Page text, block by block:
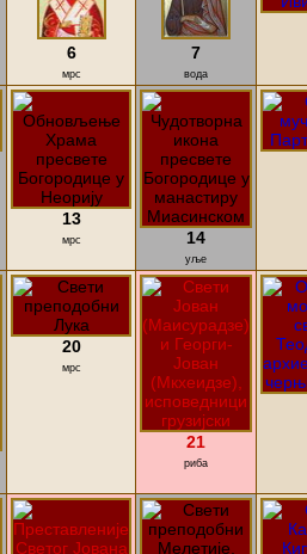
6
мрс
7
вода
13
мрс 14
уље
20
мрс
21
риба